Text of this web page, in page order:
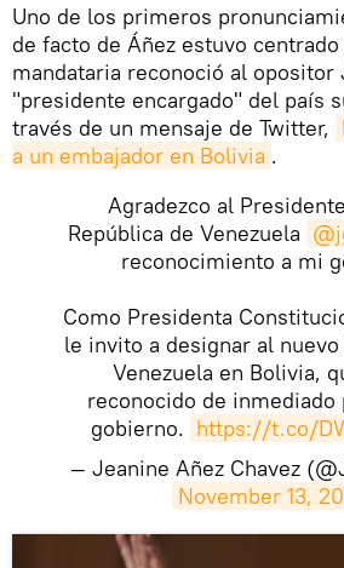
Uno de los primeros
de facto de Áñez estuvo centrado
mandataria reconoció al opositor
"presidente encargado" del país
través de un mensaje de Twitter,
a un embajador en Bolivia .
Agradezco al
República de Venezuela
reconocimiento a mi
Como Presidenta
le invito a designar al
Venezuela en Bolivia,
reconocido de inmediado
gobierno. https://t.co/
— Jeanine Añez Chavez
November 13,